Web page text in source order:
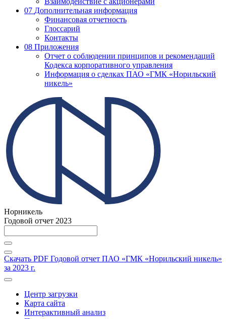
07 Дополнительная информация
Финансовая отчетность
Глоссарий
Контакты
08 Приложения
Отчет о соблюдении принципов и рекомендаций
Кодекса корпоративного управления
Информация о сделках ПАО «ГМК «Норильский
никель»
Норникель
Годовой отчет 2023
Скачать PDF Годовой отчет ПАО «ГМК «Норильский никель»
за 2023 г.
Центр загрузки
Карта сайта
Интерактивный анализ